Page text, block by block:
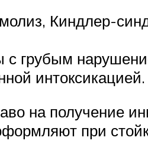
Киндлер-
грубым
интоксикацией.
на получение
при